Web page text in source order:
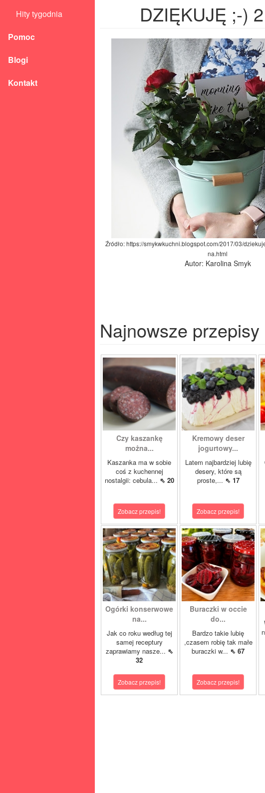
Hity tygodnia
Pomoc
Blogi
Kontakt
DZIĘKUJĘ ;-)
Źródło: https://smykwkuchni.blogspot.com/2017/03/
na.html
Autor: Karolina Smyk
Najnowsze przepisy
Czy kaszankę
można...
Kaszanka ma w sobie
coś z kuchennej
nostalgii: cebula... ⇖ 20
Zobacz przepis!
Kremowy deser
jogurtowy...
Latem najbardziej lubię
desery, które są
proste,... ⇖ 17
Zobacz przepis!
Ogórki konserwowe
na...
Jak co roku według tej
samej receptury
zaprawiamy nasze... ⇖
32
Zobacz przepis!
Buraczki w occie
do...
Bardzo takie lubię
,czasem robię tak małe
buraczki w... ⇖ 67
Zobacz przepis!